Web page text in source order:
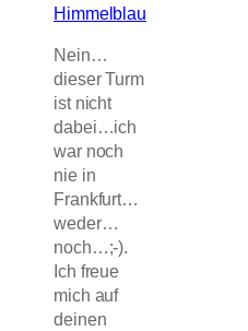
Himmelblau
Nein…
dieser Turm
ist nicht
dabei…ich
war noch
nie in
Frankfurt…
weder…
noch…;-).
Ich freue
mich auf
deinen